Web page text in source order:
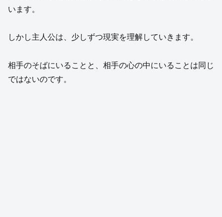
います。
しかし主人公は、少しずつ現実を理解していきます。
相手のそばにいることと、相手の心の中にいることは同じ
ではないのです。